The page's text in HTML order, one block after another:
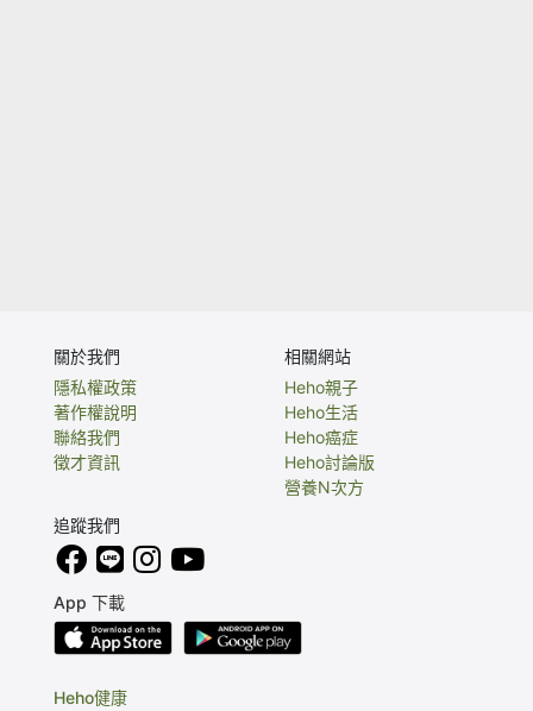
關於我們
隱私權政策
著作權說明
聯絡我們
徵才資訊
相關網站
Heho親子
Heho生活
Heho癌症
Heho討論版
營養N次方
追蹤我們
App 下載
Heho健康